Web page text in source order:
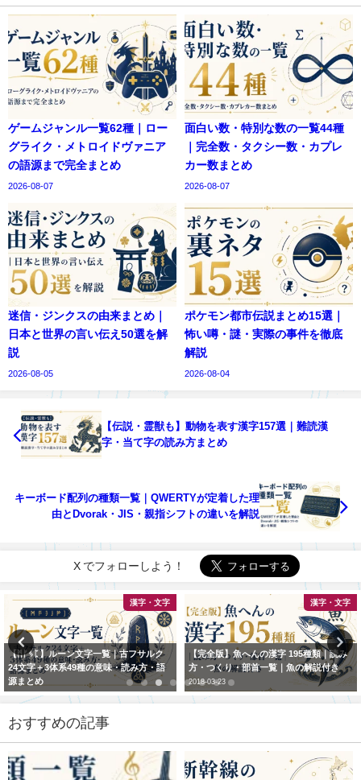
ゲームジャンル一覧62種｜ロー
グライク・メトロイドヴァニア
の語源まで完全まとめ
2026-08-07
面白い数・特別な数の一覧44種
｜完全数・タクシー数・カプレ
カー数まとめ
2026-08-07
迷信・ジンクスの由来まとめ｜
日本と世界の言い伝え50選を解
説
2026-08-05
ポケモン都市伝説まとめ15選｜
怖い噂・謎・実際の事件を徹底
解説
2026-08-04
【伝説・霊獣も】動物を表す漢字157選｜難読漢
字・当て字の読み方まとめ
キーボード配列の種類一覧｜QWERTYが定着した理
由とDvorak・JIS・親指シフトの違いを解説
X でフォローしよう！
漢字・文字
【ᛗᚠᛃᛈ】ルーン文字一覧｜古フサルク
24文字＋3体系49種の意味・読み方・語
源まとめ
2026-06-26
漢字・文字
【完全版】魚へんの漢字 195種類｜読み
方・つくり・部首一覧｜魚の解説付き
2018-03-23
おすすめの記事